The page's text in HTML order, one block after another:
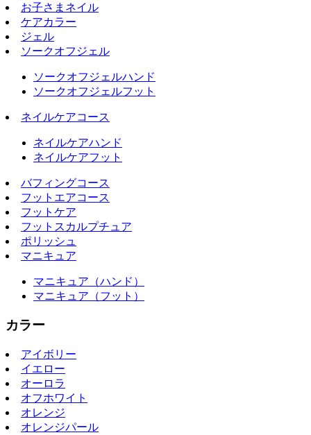
お子さまネイル
ケアカラー
ジェル
ソークオフジェル
ソークオフジェルハンド
ソークオフジェルフット
ネイルケアコース
ネイルケアハンド
ネイルケアフット
バフィングコース
フットエアコース
フットケア
フットスカルプチュア
ポリッシュ
マニキュア
マニキュア（ハンド）
マニキュア（フット）
カラー
アイボリー
イエロー
オーロラ
オフホワイト
オレンジ
オレンジパール